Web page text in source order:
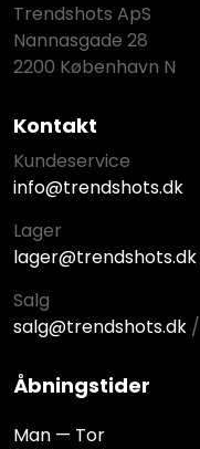
Trendshots ApS
Nannasgade 28
2200 København N
Kontakt
Kundeservice
info@trendshots.dk
Lager
lager@trendshots.dk
Salg
salg@trendshots.dk /
Åbningstider
Man — Tor